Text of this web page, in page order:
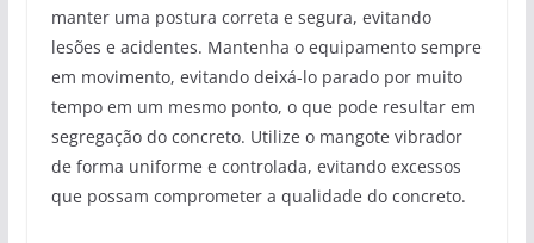
manter uma postura correta e segura, evitando
lesões e acidentes. Mantenha o equipamento sempre
em movimento, evitando deixá-lo parado por muito
tempo em um mesmo ponto, o que pode resultar em
segregação do concreto. Utilize o mangote vibrador
de forma uniforme e controlada, evitando excessos
que possam comprometer a qualidade do concreto.